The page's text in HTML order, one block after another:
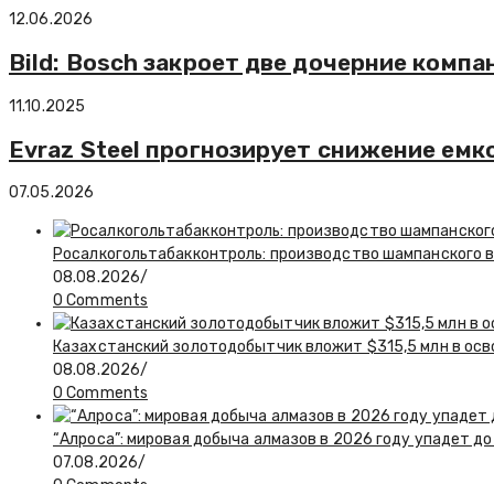
12.06.2026
Bild: Bosch закроет две дочерние
11.10.2025
Evraz Steel прогнозирует снижение
07.05.2026
Росалкогольтабакконтроль: производство шампанского
08.08.2026/
0 Comments
Казахстанский золотодобытчик вложит $315,5 млн в
08.08.2026/
0 Comments
“Алроса”: мировая добыча алмазов в 2026 году упадет
07.08.2026/